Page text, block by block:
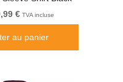
€TVA incluse
au panier